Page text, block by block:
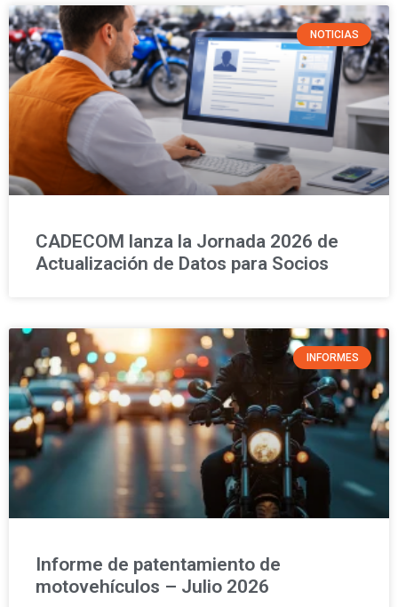
NOTICIAS
CADECOM lanza la Jornada 2026 de
Actualización de Datos para Socios
INFORMES
Informe de patentamiento de
motovehículos – Julio 2026